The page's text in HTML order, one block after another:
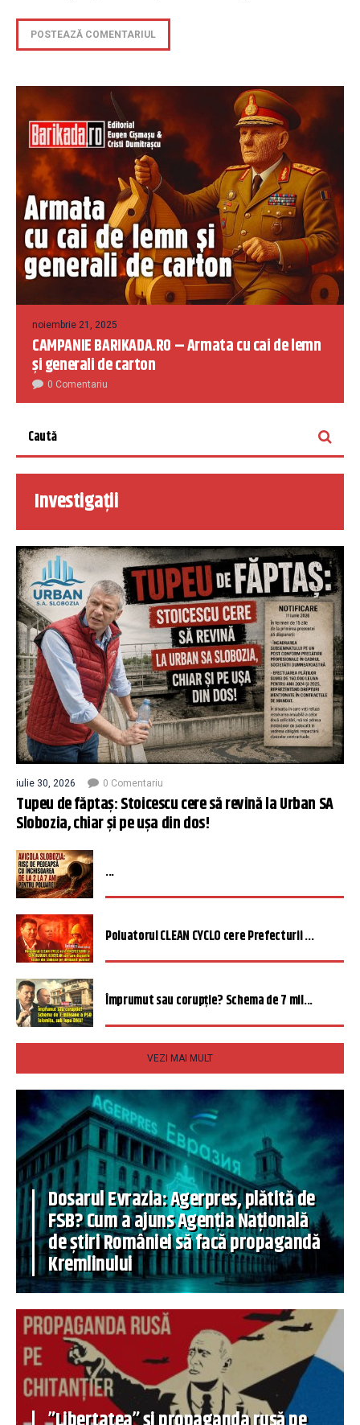
noiembrie 21, 2025
CAMPANIE BARIKADA.RO – Armata cu cai de lemn
și generali de carton
0 Comentariu
Investigații
iulie 30, 2026 0 Comentariu
Tupeu de făptaș: Stoicescu cere să revină la Urban SA
Slobozia, chiar și pe ușa din dos!
...
Poluatorul CLEAN CYCLO cere Prefecturii ...
Împrumut sau corupție? Schema de 7 mil...
VEZI MAI MULT
Dosarul Evrazia: Agerpres, plătită de
FSB? Cum a ajuns Agenția Națională
de știri României să facă propagandă
Kremlinului